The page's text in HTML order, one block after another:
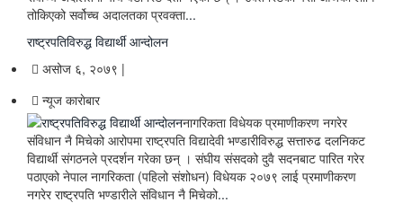
तोकिएको सर्वोच्च अदालतका प्रवक्ता...
राष्ट्रपतिविरुद्ध विद्यार्थी आन्दोलन
असोज ६, २०७९ |
न्यूज काराेबार
नागरिकता विधेयक प्रमाणीकरण नगरेर
संविधान नै मिचेको आरोपमा राष्ट्रपति विद्यादेवी भण्डारीविरुद्ध सत्तारुढ दलनिकट
विद्यार्थी संगठनले प्रदर्शन गरेका छन् । संघीय संसदको दुवै सदनबाट पारित गरेर
पठाएको नेपाल नागरिकता (पहिलो संशोधन) विधेयक २०७९ लाई प्रमाणीकरण
नगरेर राष्ट्रपति भण्डारीले संविधान नै मिचेको...